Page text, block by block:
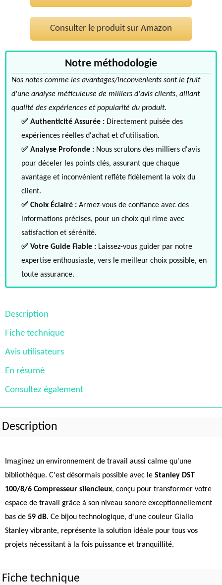
Consulter le produit sur Amazon
Notre méthodologie
Nos notes comme les avantages/inconvenients sont le fruit
d'une analyse méticuleuse de milliers d'avis clients, alliant
qualité des expériences et popularité du produit.
✅ Authenticité Assurée : Directement puisée des
expériences réelles d'achat et d'utilisation.
✅ Analyse Profonde : Nous scrutons des milliers d'avis
pour déceler les points clés, assurant que chaque
avantage et inconvénient reflète fidèlement la voix du
client.
✅ Choix Éclairé : Armez-vous de confiance avec des
informations précises, pour un choix qui rime avec
satisfaction et sérénité.
✅ Votre Guide Fiable : Laissez-vous guider par notre
expertise enthousiaste, vers le meilleur choix possible, en
toute assurance.
Description
Fiche technique
Avis utilisateurs
En résumé
Consultez également
Description
Imaginez un environnement de travail aussi calme qu'une
bibliothèque. C'est désormais possible avec le Stanley DST
100/8/6 Compresseur silencieux, conçu pour transformer votre
espace de travail grâce à son niveau sonore exceptionnellement
bas de 59 dB. Ce bijou technologique, d'une couleur Giallo
Stanley vibrante, représente la solution idéale pour tous vos
projets nécessitant à la fois puissance et tranquillité.
Fiche technique